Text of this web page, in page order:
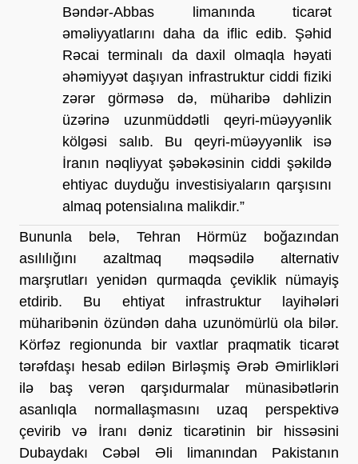
Bəndər-Abbas limanında ticarət
əməliyyatlarını daha da iflic edib. Şəhid
Rəcai terminalı da daxil olmaqla həyati
əhəmiyyət daşıyan infrastruktur ciddi fiziki
zərər görməsə də, müharibə dəhlizin
üzərinə uzunmüddətli qeyri-müəyyənlik
kölgəsi salıb. Bu qeyri-müəyyənlik isə
İranın nəqliyyat şəbəkəsinin ciddi şəkildə
ehtiyac duyduğu investisiyaların qarşısını
almaq potensialına malikdir.”
Bununla belə, Tehran Hörmüz boğazından
asılılığını azaltmaq məqsədilə alternativ
marşrutları yenidən qurmaqda çeviklik nümayiş
etdirib. Bu ehtiyat infrastruktur layihələri
müharibənin özündən daha uzunömürlü ola bilər.
Körfəz regionunda bir vaxtlar praqmatik ticarət
tərəfdaşı hesab edilən Birləşmiş Ərəb Əmirlikləri
ilə baş verən qarşıdurmalar münasibətlərin
asanlıqla normallaşmasını uzaq perspektivə
çevirib və İranı dəniz ticarətinin bir hissəsini
Dubaydakı Cəbəl Əli limanından Pakistanın